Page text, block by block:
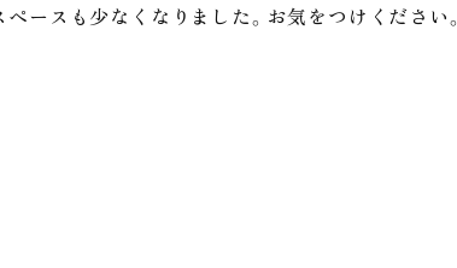
ースも少なくなりました。お気をつけください。